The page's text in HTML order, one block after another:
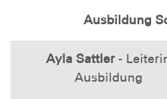
Ausbildung
Ayla Sattler-
Ausbildung